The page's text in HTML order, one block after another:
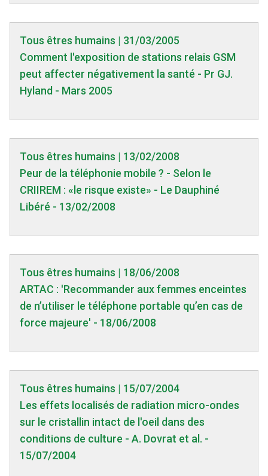
Tous êtres humains | 31/03/2005
Comment l'exposition de stations relais GSM
peut affecter négativement la santé - Pr GJ.
Hyland - Mars 2005
Tous êtres humains | 13/02/2008
Peur de la téléphonie mobile ? - Selon le
CRIIREM : «le risque existe» - Le Dauphiné
Libéré - 13/02/2008
Tous êtres humains | 18/06/2008
ARTAC : 'Recommander aux femmes enceintes
de n’utiliser le téléphone portable qu’en cas de
force majeure' - 18/06/2008
Tous êtres humains | 15/07/2004
Les effets localisés de radiation micro-ondes
sur le cristallin intact de l'oeil dans des
conditions de culture - A. Dovrat et al. -
15/07/2004